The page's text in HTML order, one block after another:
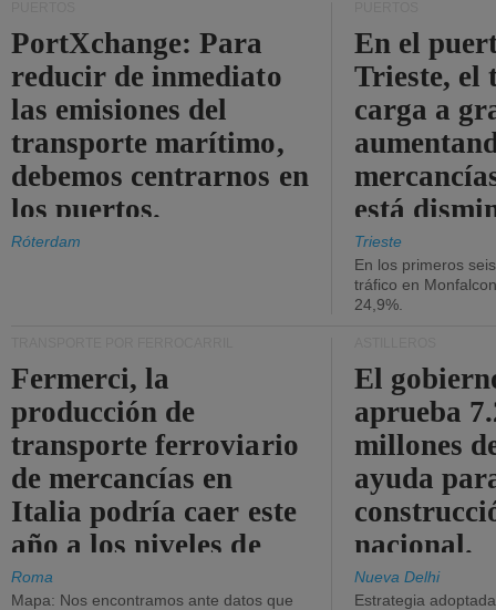
PortXchange: Para
reducir de inmediato
las emisiones del
transporte marítimo,
debemos centrarnos en
los puertos.
Róterdam
En el
Trieste, el
carga a
está
Trieste
En los primeros
tráfico en
24,9%.
Fermerci, la
producción de
transporte ferroviario
de mercancías en
Italia podría caer este
año a los niveles de
2015.
Roma
Mapa: Nos encontramos ante datos que
El
aprueba
millones
ayuda
nacional.
Nueva Delhi
Estrategia